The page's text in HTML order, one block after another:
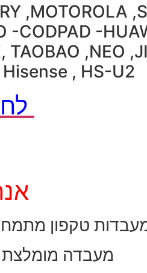
,MOTOROLA
-CODPAD -
,NEO
, HS-U2 ,
טקפון
מעבדה מומלצת